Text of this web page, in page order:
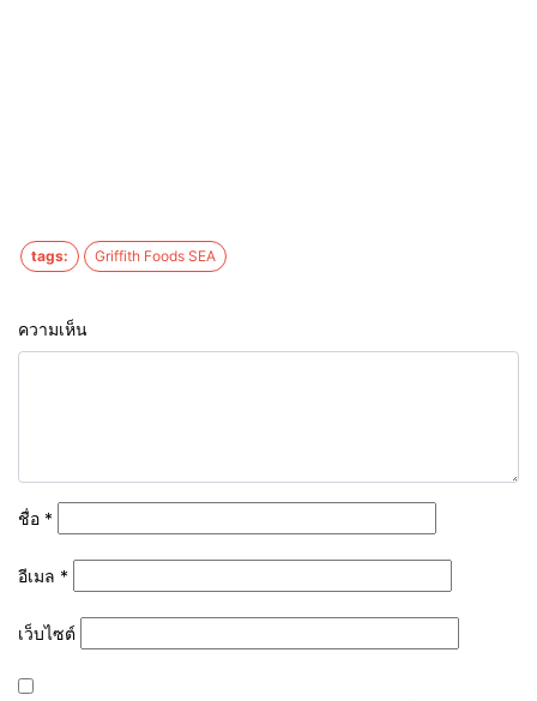
tags: Griffith Foods SEA
ความเห็น
ชื่อ *
อีเมล *
เว็บไซต์